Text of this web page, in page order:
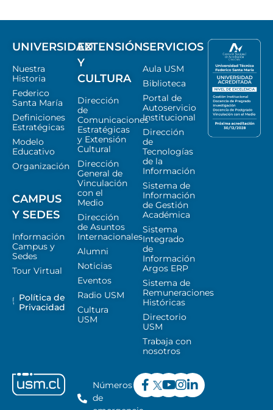
UNIVERSIDAD
Nuestra
Historia
Federico
Santa María
Definiciones
Estratégicas
Modelo
Educativo
Organización
CAMPUS
Y SEDES
Información
Campus y
Sedes
Tour Virtual
Política de
Privacidad
EXTENSIÓN
Y
CULTURA
Dirección
de
Comunicaciones
Estratégicas
y Extensión
Cultural
Dirección
General de
Vinculación
con el
Medio
Dirección
de Asuntos
Internacionales
Alumni
Noticias
Eventos
Radio USM
Cultura
USM
SERVICIOS
Aula USM
Biblioteca
Portal de
Autoservicio
Institucional
Dirección
de
Tecnologías
de la
Información
Sistema de
Información
de Gestión
Académica
Sistema
Integrado
de
Información
Argos ERP
Sistema de
Remuneraciones
Históricas
Directorio
USM
Trabaja con
nosotros
Números
de